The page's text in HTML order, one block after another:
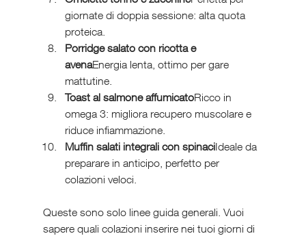
giornate di doppia sessione: alta quota
proteica.
Porridge salato con ricotta e
avenaEnergia lenta, ottimo per gare
mattutine.
Toast al salmone affumicatoRicco in
omega 3: migliora recupero muscolare e
riduce infiammazione.
Muffin salati integrali con spinaciIdeale da
preparare in anticipo, perfetto per
colazioni veloci.
Queste sono solo linee guida generali. Vuoi
sapere quali colazioni inserire nei tuoi giorni di